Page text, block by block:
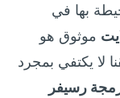
بها في
موثوق هو
لا يكتفي بمجرد
رسيفر